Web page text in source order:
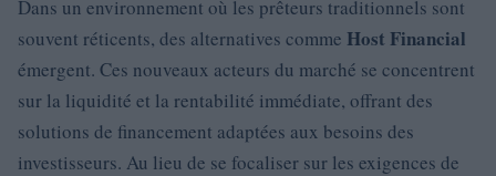
Dans un environnement où les prêteurs traditionnels sont
souvent réticents, des alternatives comme Host Financial
émergent. Ces nouveaux acteurs du marché se concentrent
sur la liquidité et la rentabilité immédiate, offrant des
solutions de financement adaptées aux besoins des
investisseurs. Au lieu de se focaliser sur les exigences de